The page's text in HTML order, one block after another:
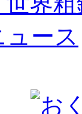
ース